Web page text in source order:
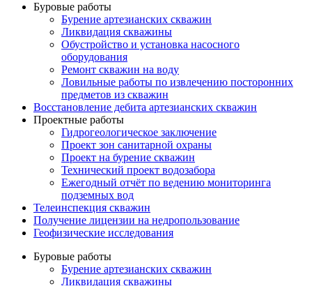
Буровые работы
Бурение артезианских скважин
Ликвидация скважины
Обустройство и установка насосного
оборудования
Ремонт скважин на воду
Ловильные работы по извлечению посторонних
предметов из скважин
Восстановление дебита артезианских скважин
Проектные работы
Гидрогеологическое заключение
Проект зон санитарной охраны
Проект на бурение скважин
Технический проект водозабора
Ежегодный отчёт по ведению мониторинга
подземных вод
Телеинспекция скважин
Получение лицензии на недропользование
Геофизические исследования
Буровые работы
Бурение артезианских скважин
Ликвидация скважины